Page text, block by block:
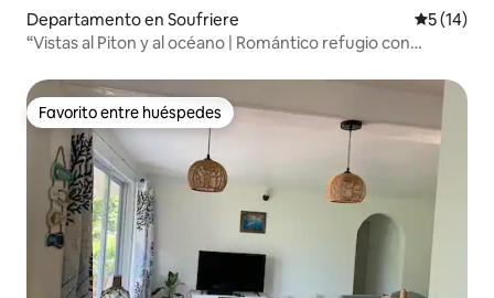
Departamento en Soufriere
5 (14)
“Vistas al Piton y al océano | Romántico refugio con
Favorito entre huéspedes
Favorito entre huéspedes